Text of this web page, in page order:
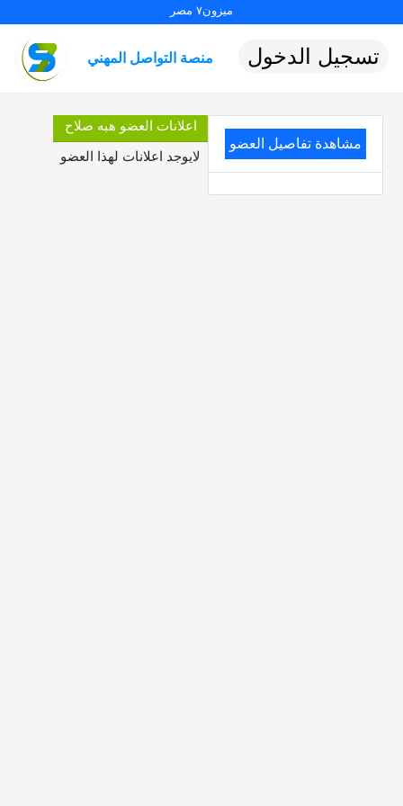
ميزون٧ مصر
منصة التواصل المهني تسجيل الدخول
مشاهدة تفاصيل العضو
اعلانات العضو هبه صلاح
لايوجد اعلانات لهذا العضو